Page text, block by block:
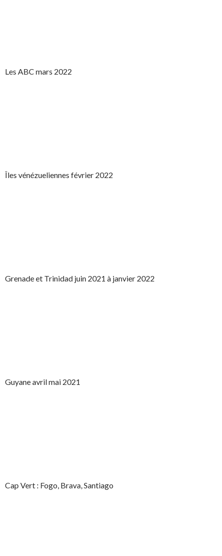
Les ABC mars 2022
Îles vénézueliennes février 2022
Grenade et Trinidad juin 2021 à janvier 2022
Guyane avril mai 2021
Cap Vert : Fogo, Brava, Santiago